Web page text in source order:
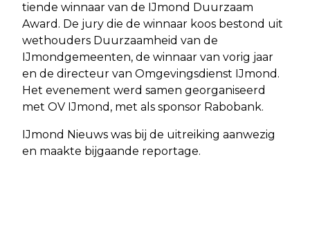
tiende winnaar van de IJmond Duurzaam
Award. De jury die de winnaar koos bestond uit
wethouders Duurzaamheid van de
IJmondgemeenten, de winnaar van vorig jaar
en de directeur van Omgevingsdienst IJmond.
Het evenement werd samen georganiseerd
met OV IJmond, met als sponsor Rabobank.
IJmond Nieuws was bij de uitreiking aanwezig
en maakte bijgaande reportage.